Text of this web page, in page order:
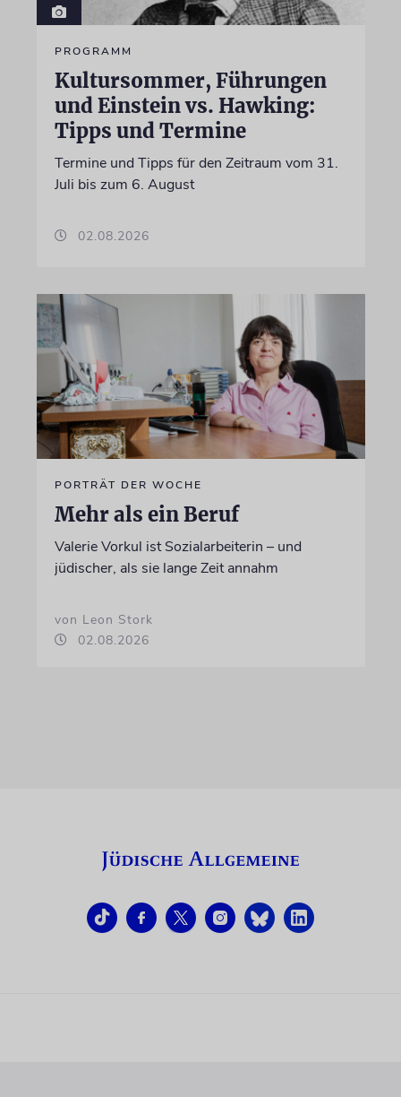
PROGRAMM
Kultursommer, Führungen
und Einstein vs. Hawking:
Tipps und Termine
Termine und Tipps für den Zeitraum vom 31.
Juli bis zum 6. August
02.08.2026
PORTRÄT DER WOCHE
Mehr als ein Beruf
Valerie Vorkul ist Sozialarbeiterin – und
jüdischer, als sie lange Zeit annahm
von Leon Stork
02.08.2026